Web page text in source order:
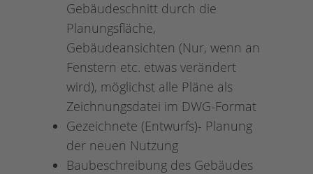
Gebäudeschnitt durch die
Planungsfläche,
Gebäudeansichten (Nur, wenn an
Fenstern etc. etwas verändert
wird), möglichst alle Pläne als
Zeichnungsdatei im DWG-Format
Gezeichnete (Entwurfs)- Planung
der neuen Nutzung
Baubeschreibung des Gebäudes